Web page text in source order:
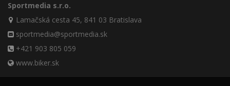
Sportmedia s.r.o.
Lamačská cesta 45, 841 03 Bratislava
sportmedia@sportmedia.sk
+421 903 805 059
www.biker.sk